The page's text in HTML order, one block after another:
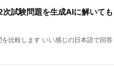
次試験問題を生成AIに解いて
比較します いい感じの日本語で回